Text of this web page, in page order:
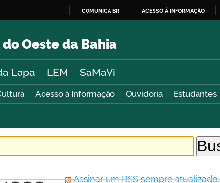
O
COMUNICA BR ACESSO À INFORMAÇÃO
Oeste da Bahia
Lapa LEM SaMaVi
Acesso à Informação Ouvidoria Estudantes
Assinar um RSS sempre atualizado.